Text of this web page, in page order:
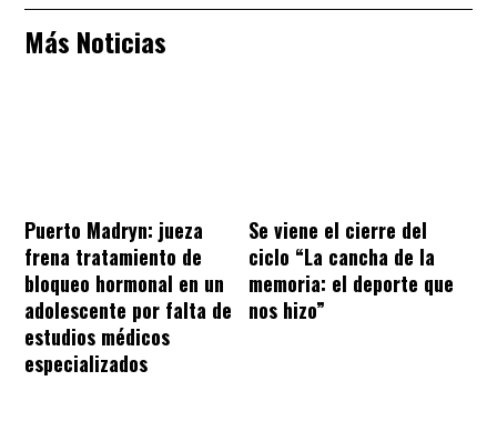
Más Noticias
Puerto Madryn: jueza
frena tratamiento de
bloqueo hormonal en un
adolescente por falta de
estudios médicos
especializados
Se viene el cierre del
ciclo “La cancha de la
memoria: el deporte que
nos hizo”